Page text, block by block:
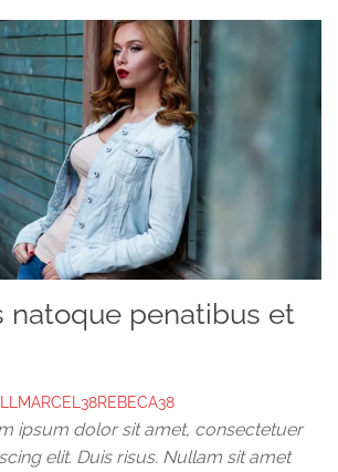
natoque penatibus et
ipsum dolor sit amet, consectetuer
elit. Duis risus. Nullam sit amet